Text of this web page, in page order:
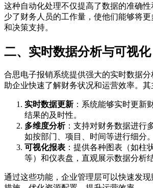
这种自动化处理不仅提高了数据的准确
少了财务人员的工作量，使他们能够将
和决策支持。
二、实时数据分析与可视化
合思电子报销系统提供强大的实时数据
助企业快速了解财务状况和运营效率。其
实时数据更新 ：系统能够实时更新
结果的及时性。
多维度分析：支持对财务数据进行
如按部门、项目、时间等进行细分。
可视化报表 ：提供各种图表（如柱
等）和仪表盘，直观展示数据分析结
通过这些功能，企业管理层可以快速发